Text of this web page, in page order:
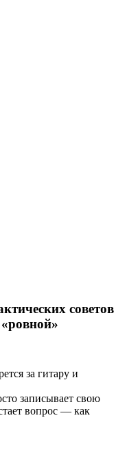
советов
за гитару и
записывает свою
вопрос — как